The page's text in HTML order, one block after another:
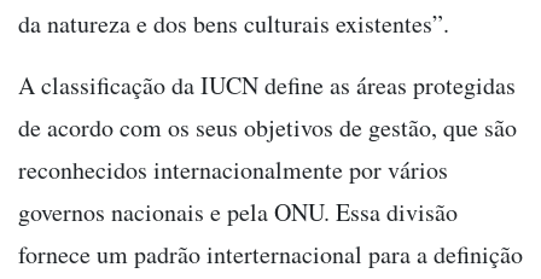
da natureza e dos bens culturais existentes”.
A classificação da IUCN define as áreas protegidas
de acordo com os seus objetivos de gestão, que são
reconhecidos internacionalmente por vários
governos nacionais e pela ONU. Essa divisão
fornece um padrão interternacional para a definição